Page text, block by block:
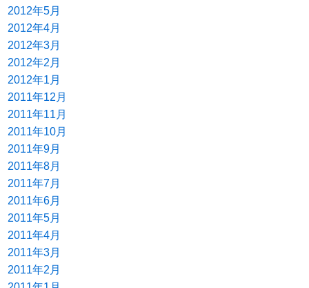
2012年5月
2012年4月
2012年3月
2012年2月
2012年1月
2011年12月
2011年11月
2011年10月
2011年9月
2011年8月
2011年7月
2011年6月
2011年5月
2011年4月
2011年3月
2011年2月